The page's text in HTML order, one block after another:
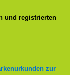
und registrierten
zur